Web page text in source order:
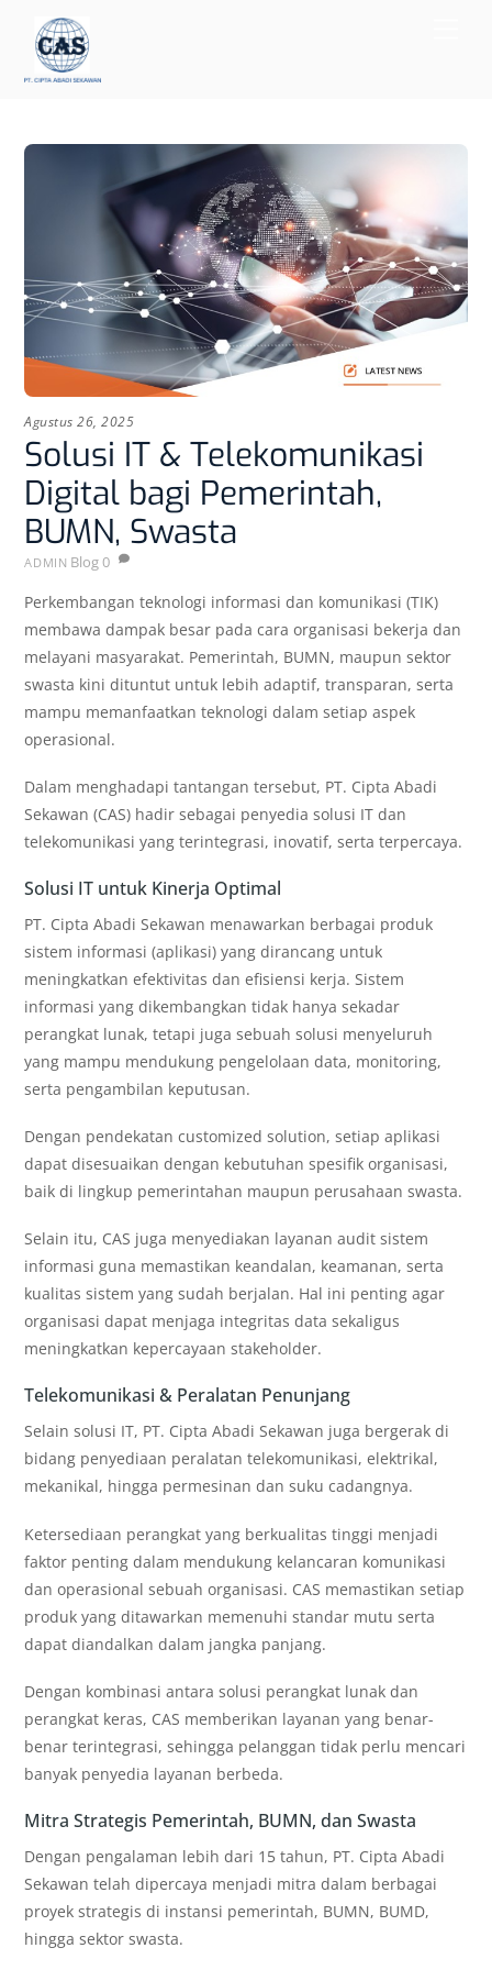
content
Agustus 26, 2025
Solusi IT & Telekomunikasi
Digital bagi Pemerintah,
BUMN, Swasta
ADMIN Blog0
Perkembangan teknologi informasi dan komunikasi (TIK)
membawa dampak besar pada cara organisasi bekerja dan
melayani masyarakat. Pemerintah, BUMN, maupun sektor
swasta kini dituntut untuk lebih adaptif, transparan, serta
mampu memanfaatkan teknologi dalam setiap aspek
operasional.
Dalam menghadapi tantangan tersebut, PT. Cipta Abadi
Sekawan (CAS) hadir sebagai penyedia solusi IT dan
telekomunikasi yang terintegrasi, inovatif, serta terpercaya.
Solusi IT untuk Kinerja Optimal
PT. Cipta Abadi Sekawan menawarkan berbagai produk
sistem informasi (aplikasi) yang dirancang untuk
meningkatkan efektivitas dan efisiensi kerja. Sistem
informasi yang dikembangkan tidak hanya sekadar
perangkat lunak, tetapi juga sebuah solusi menyeluruh
yang mampu mendukung pengelolaan data, monitoring,
serta pengambilan keputusan.
Dengan pendekatan customized solution, setiap aplikasi
dapat disesuaikan dengan kebutuhan spesifik organisasi,
baik di lingkup pemerintahan maupun perusahaan swasta.
Selain itu, CAS juga menyediakan layanan audit sistem
informasi guna memastikan keandalan, keamanan, serta
kualitas sistem yang sudah berjalan. Hal ini penting agar
organisasi dapat menjaga integritas data sekaligus
meningkatkan kepercayaan stakeholder.
Telekomunikasi & Peralatan Penunjang
Selain solusi IT, PT. Cipta Abadi Sekawan juga bergerak di
bidang penyediaan peralatan telekomunikasi, elektrikal,
mekanikal, hingga permesinan dan suku cadangnya.
Ketersediaan perangkat yang berkualitas tinggi menjadi
faktor penting dalam mendukung kelancaran komunikasi
dan operasional sebuah organisasi. CAS memastikan setiap
produk yang ditawarkan memenuhi standar mutu serta
dapat diandalkan dalam jangka panjang.
Dengan kombinasi antara solusi perangkat lunak dan
perangkat keras, CAS memberikan layanan yang benar-
benar terintegrasi, sehingga pelanggan tidak perlu mencari
banyak penyedia layanan berbeda.
Mitra Strategis Pemerintah, BUMN, dan Swasta
Dengan pengalaman lebih dari 15 tahun, PT. Cipta Abadi
Sekawan telah dipercaya menjadi mitra dalam berbagai
proyek strategis di instansi pemerintah, BUMN, BUMD,
hingga sektor swasta.